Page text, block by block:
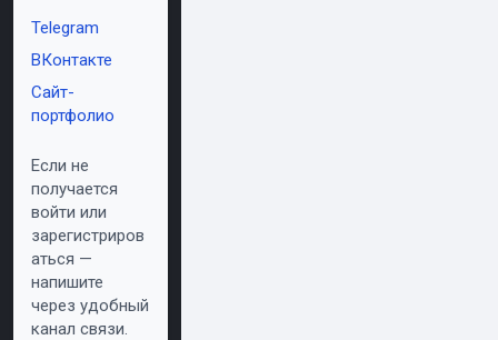
Telegram
ВКонтакте
Сайт-
портфолио
Если не
получается
войти или
зарегистриров
аться —
напишите
через удобный
канал связи.